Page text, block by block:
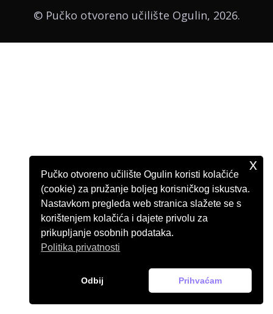
© Pučko otvoreno učilište Ogulin, 2026.
Pučko otvoreno učilište Ogulin koristi kolačiće
(cookie) za pružanje boljeg korisničkog iskustva.
Nastavkom pregleda web stranica slažete se s
korištenjem kolačića i dajete privolu za
prikupljanje osobnih podataka.
Politika privatnosti
Odbij Prihvaćam
x